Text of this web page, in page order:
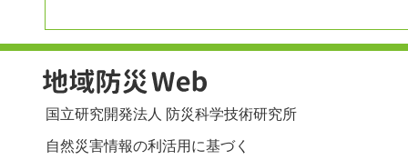
国立研究開発法人 防災科学技術研究所
自然災害情報の利活用に基づく